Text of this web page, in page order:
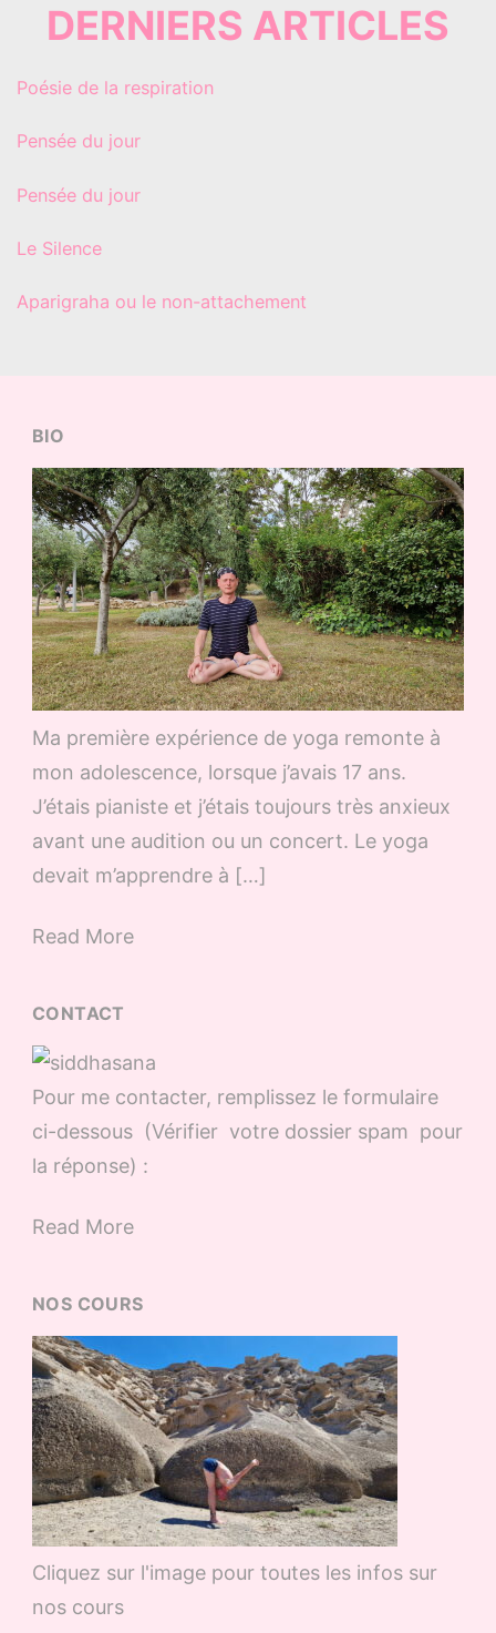
DERNIERS ARTICLES
Poésie de la respiration
Pensée du jour
Pensée du jour
Le Silence
Aparigraha ou le non-attachement
BIO
Ma première expérience de yoga remonte à
mon adolescence, lorsque j’avais 17 ans.
J’étais pianiste et j’étais toujours très anxieux
avant une audition ou un concert. Le yoga
devait m’apprendre à […]
Read More
CONTACT
Pour me contacter, remplissez le formulaire
ci-dessous (Vérifier votre dossier spam pour
la réponse) :
Read More
NOS COURS
Cliquez sur l'image pour toutes les infos sur
nos cours